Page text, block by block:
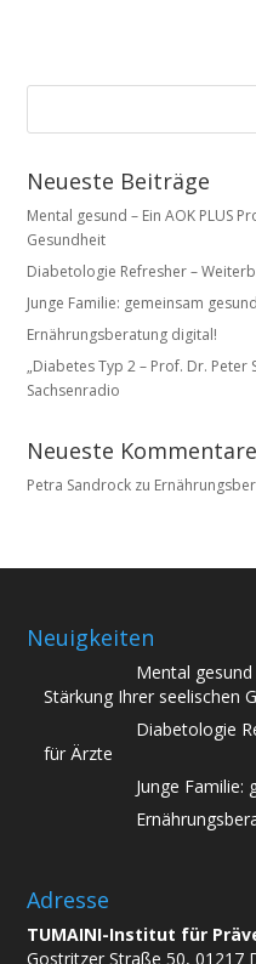
Neueste Beiträge
Mental gesund – Ein AOK PLUS
Gesundheit
Diabetologie Refresher –
Junge Familie: gemeinsam
Ernährungsberatung digital!
„Diabetes Typ 2 – Prof. Dr. Peter
Sachsenradio
Neueste Kommentare
Petra Sandrock zu
Neuigkeiten
Mental
Stärkung Ihrer seelischen
Diabetologie
für Ärzte
Junge Familie:
Adresse
TUMAINI-Institut für
Gostritzer Straße 50, 01217